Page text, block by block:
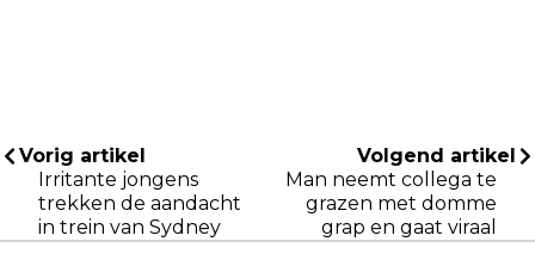
Vorig artikel
Irritante jongens
trekken de aandacht
in trein van Sydney
Volgend artikel
Man neemt collega te
grazen met domme
grap en gaat viraal